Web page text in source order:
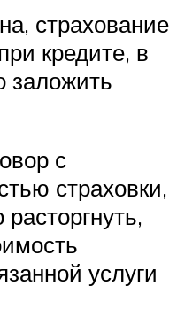
страхование
кредите, в
заложить
с
страховки,
услуги